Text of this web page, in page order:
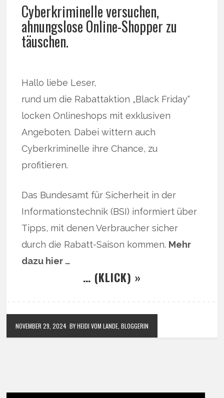
Cyberkriminelle versuchen,
ahnungslose Online-Shopper zu
täuschen.
Hallo liebe Leser,
rund um die Rabattaktion „Black Friday“
locken Onlineshops mit exklusiven
Angeboten. Dabei wittern auch
Cyberkriminelle ihre Chance, zu
profitieren.
Das Bundesamt für Sicherheit in der
Informationstechnik (BSI) informiert über
Tipps, mit denen Verbraucher sicher
durch die Rabatt-Saison kommen. Mehr
dazu hier …
… (KLICK) »
NOVEMBER 29, 2024 BY HEIDI VOM LANDE, BLOGGERIN